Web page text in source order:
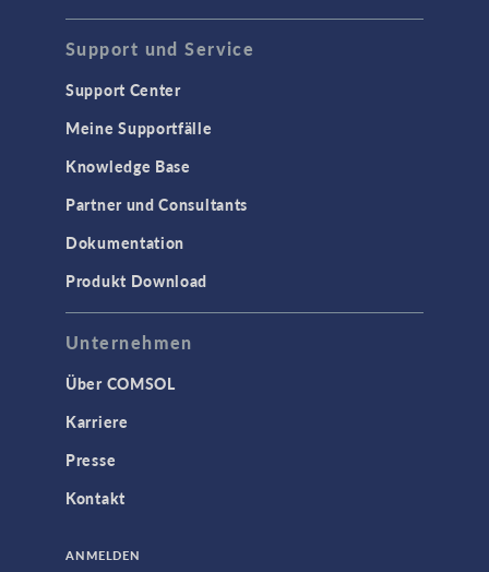
Support und Service
Support Center
Meine Supportfälle
Knowledge Base
Partner und Consultants
Dokumentation
Produkt Download
Unternehmen
Über COMSOL
Karriere
Presse
Kontakt
ANMELDEN